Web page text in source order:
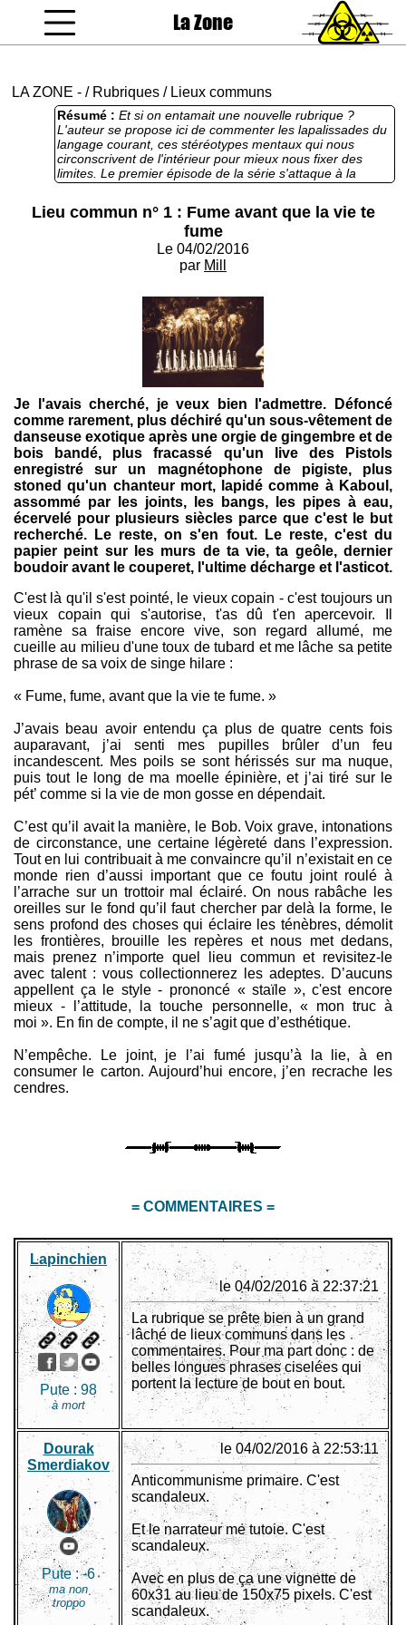
La Zone
LA ZONE - / Rubriques / Lieux communs
Résumé : Et si on entamait une nouvelle rubrique ?
L'auteur se propose ici de commenter les lapalissades du
langage courant, ces stéréotypes mentaux qui nous
circonscrivent de l'intérieur pour mieux nous fixer des
limites. Le premier épisode de la série s'attaque à la
morgue des fêtards, junkies et autres jouisseurs à deux
tout des excuses pour surtout ne rien changer à leur
existence de cons. C'est bien, c'est très bien, de la
morale, de l'éthique, de la condescendance et... et rien,
c'est trop court, ça prend pas, je vais me fumer une
Lieu commun n° 1 : Fume avant que la vie te
fume
Le 04/02/2016
par Mill
Je l'avais cherché, je veux bien l'admettre. Défoncé
comme rarement, plus déchiré qu'un sous-vêtement de
danseuse exotique après une orgie de gingembre et de
bois bandé, plus fracassé qu'un live des Pistols
enregistré sur un magnétophone de pigiste, plus
stoned qu'un chanteur mort, lapidé comme à Kaboul,
assommé par les joints, les bangs, les pipes à eau,
écervelé pour plusieurs siècles parce que c'est le but
recherché. Le reste, on s'en fout. Le reste, c'est du
papier peint sur les murs de ta vie, ta geôle, dernier
boudoir avant le couperet, l'ultime décharge et l'asticot.
C'est là qu'il s'est pointé, le vieux copain - c'est toujours un
vieux copain qui s'autorise, t'as dû t'en apercevoir. Il
ramène sa fraise encore vive, son regard allumé, me
cueille au milieu d'une toux de tubard et me lâche sa petite
phrase de sa voix de singe hilare :
« Fume, fume, avant que la vie te fume. »
J’avais beau avoir entendu ça plus de quatre cents fois
auparavant, j’ai senti mes pupilles brûler d’un feu
incandescent. Mes poils se sont hérissés sur ma nuque,
puis tout le long de ma moelle épinière, et j’ai tiré sur le
pét’ comme si la vie de mon gosse en dépendait.
C’est qu’il avait la manière, le Bob. Voix grave, intonations
de circonstance, une certaine légèreté dans l’expression.
Tout en lui contribuait à me convaincre qu’il n’existait en ce
monde rien d’aussi important que ce foutu joint roulé à
l’arrache sur un trottoir mal éclairé. On nous rabâche les
oreilles sur le fond qu’il faut chercher par delà la forme, le
sens profond des choses qui éclaire les ténèbres, démolit
les frontières, brouille les repères et nous met dedans,
mais prenez n’importe quel lieu commun et revisitez-le
avec talent : vous collectionnerez les adeptes. D’aucuns
appellent ça le style - prononcé « staïle », c'est encore
mieux - l’attitude, la touche personnelle, « mon truc à
moi ». En fin de compte, il ne s’agit que d’esthétique.
N’empêche. Le joint, je l’ai fumé jusqu’à la lie, à en
consumer le carton. Aujourd’hui encore, j’en recrache les
cendres.
= COMMENTAIRES =
Lapinchien
Pute : 98
à mort
le 04/02/2016 à 22:37:21
La rubrique se prête bien à un grand
lâché de lieux communs dans les
commentaires. Pour ma part donc : de
belles longues phrases ciselées qui
portent la lecture de bout en bout.
Dourak
Smerdiakov
Pute :-6
ma non
troppo
le 04/02/2016 à 22:53:11
Anticommunisme primaire. C'est
scandaleux.
Et le narrateur me tutoie. C'est
scandaleux.
Avec en plus de ça une vignette de
60x31 au lieu de 150x75 pixels. C'est
scandaleux.